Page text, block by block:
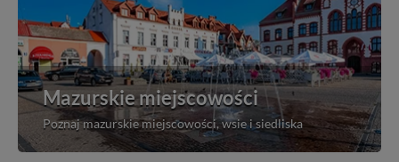
Mazurskie miejscowości
Poznaj mazurskie miejscowości, wsie i siedliska